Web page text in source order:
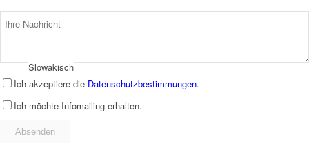
Slowakisch
Ich akzeptiere die Datenschutzbestimmungen.
Ich möchte Infomailing erhalten.